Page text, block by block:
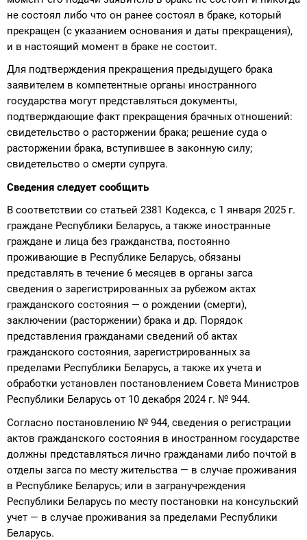
не состоял либо что он ранее состоял в браке, который
прекращен (с указанием основания и даты прекращения),
и в настоящий момент в браке не состоит.
Для подтверждения прекращения предыдущего брака
заявителем в компетентные органы иностранного
государства могут представляться документы,
подтверждающие факт прекращения брачных отношений:
свидетельство о расторжении брака; решение суда о
расторжении брака, вступившее в законную силу;
свидетельство о смерти супруга.
Сведения следует сообщить
В соответствии со статьей 2381 Кодекса, с 1 января 2025 г.
граждане Республики Беларусь, а также иностранные
граждане и лица без гражданства, постоянно
проживающие в Республике Беларусь, обязаны
представлять в течение 6 месяцев в органы загса
сведения о зарегистрированных за рубежом актах
гражданского состояния — о рождении (смерти),
заключении (расторжении) брака и др. Порядок
представления гражданами сведений об актах
гражданского состояния, зарегистрированных за
пределами Республики Беларусь, а также их учета и
обработки установлен постановлением Совета Министров
Республики Беларусь от 10 декабря 2024 г. № 944.
Согласно постановлению № 944, сведения о регистрации
актов гражданского состояния в иностранном государстве
должны представляться лично гражданами либо почтой в
отделы загса по месту жительства — в случае проживания
в Республике Беларусь; или в загранучреждения
Республики Беларусь по месту постановки на консульский
учет — в случае проживания за пределами Республики
Беларусь.